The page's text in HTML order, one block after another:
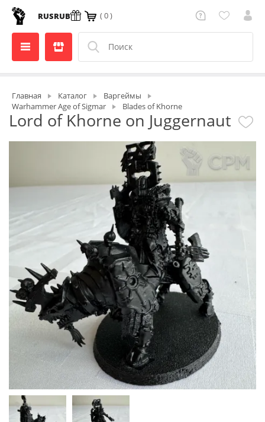
RUSRUB ( 0 )
Главная Каталог
Варгеймы
Warhammer Age of Sigmar
Blades of Khorne
Lord of Khorne on Juggernaut